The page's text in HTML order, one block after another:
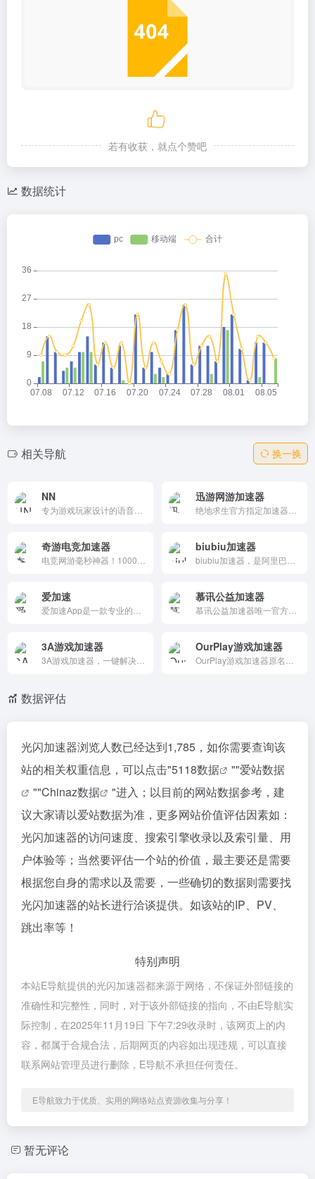
若有收获，就点个赞吧
数据统计
相关导航 换一换
NN 迅游网游加速器
奇游电竞加速器 biubiu加速器
爱加速 慕讯公益加速器
3A游戏加速器 OurPlay游戏加速器
数据评估
光闪加速器浏览人数已经达到1,785，如你需要查询该
站的相关权重信息，可以点击"5118数据 ""爱站数据
""Chinaz数据
"进入；以目前的网站数据参考，建
议大家请以爱站数据为准，更多网站价值评估因素如：
光闪加速器的访问速度、搜索引擎收录以及索引量、用
户体验等；当然要评估一个站的价值，最主要还是需要
根据您自身的需求以及需要，一些确切的数据则需要找
光闪加速器的站长进行洽谈提供。如该站的IP、PV、
跳出率等！
特别声明
本站E导航提供的光闪加速器都来源于网络，不保证外部链接的
准确性和完整性，同时，对于该外部链接的指向，不由E导航实
际控制，在2025年11月19日 下午7:29收录时，该网页上的内
容，都属于合规合法，后期网页的内容如出现违规，可以直接
联系网站管理员进行删除，E导航不承担任何责任。
E导航致力于优质、实用的网络站点资源收集与分享！
暂无评论